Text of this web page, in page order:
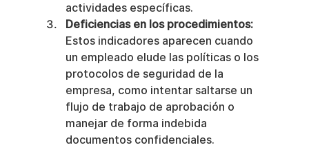
actividades específicas.
Deficiencias en los procedimientos:
Estos indicadores aparecen cuando
un empleado elude las políticas o los
protocolos de seguridad de la
empresa, como intentar saltarse un
flujo de trabajo de aprobación o
manejar de forma indebida
documentos confidenciales.